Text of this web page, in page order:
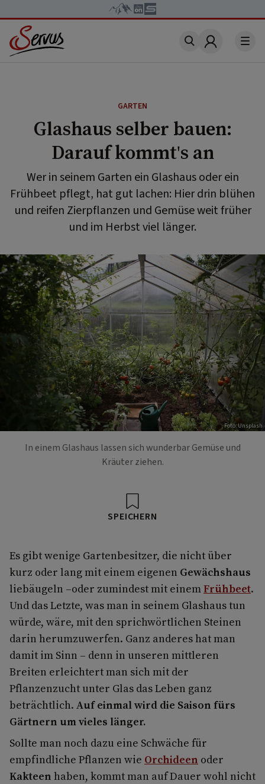
Account
GARTEN
Glashaus selber bauen:
Darauf kommt's an
Wer in seinem Garten ein Glashaus oder ein
Frühbeet pflegt, hat gut lachen: Hier drin blühen
und reifen Zierpflanzen und Gemüse weit früher
und im Herbst viel länger.
Foto: Unsplash
In einem Glashaus lassen sich wunderbar Gemüse und
Kräuter ziehen.
SPEICHERN
Es gibt wenige Gartenbesitzer, die nicht über
kurz oder lang mit einem eigenen Gewächshaus
liebäugeln –oder zumindest mit einemFrühbeet.
Und das Letzte, was man in seinem Glashaus tun
würde, wäre, mit den sprichwörtlichen Steinen
darin herumzuwerfen. Ganz anderes hat man
damit im Sinn – denn in unseren mittleren
Breiten erleichtert man sich mit der
Pflanzenzucht unter Glas das Leben ganz
beträchtlich. Auf einmal wird die Saison fürs
Gärtnern um vieles länger.
Sollte man noch dazu eine Schwäche für
empfindliche Pflanzen wie Orchideen oder
Kakteen haben, kommt man auf Dauer wohl nicht